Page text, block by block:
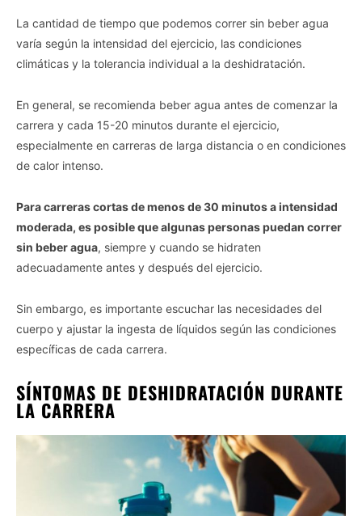
La cantidad de tiempo que podemos correr sin beber agua
varía según la intensidad del ejercicio, las condiciones
climáticas y la tolerancia individual a la deshidratación.
En general, se recomienda beber agua antes de comenzar la
carrera y cada 15-20 minutos durante el ejercicio,
especialmente en carreras de larga distancia o en condiciones
de calor intenso.
Para carreras cortas de menos de 30 minutos a intensidad
moderada, es posible que algunas personas puedan correr
sin beber agua, siempre y cuando se hidraten
adecuadamente antes y después del ejercicio.
Sin embargo, es importante escuchar las necesidades del
cuerpo y ajustar la ingesta de líquidos según las condiciones
específicas de cada carrera.
SÍNTOMAS DE DESHIDRATACIÓN DURANTE
LA CARRERA